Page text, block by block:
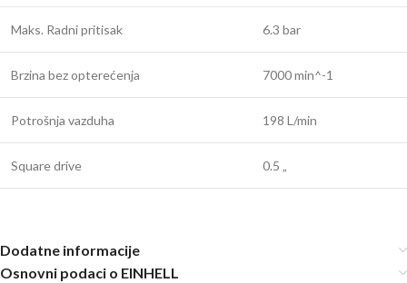
Maks. Radni pritisak 6.3 bar
Brzina bez opterećenja 7000 min^-1
Potrošnja vazduha 198 L/min
Square drive 0.5 „
Dodatne informacije
Osnovni podaci o EINHELL